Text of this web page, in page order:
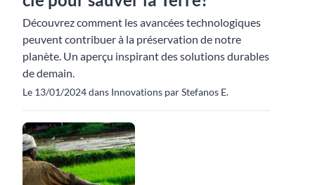
Découvrez comment les avancées technologiques
peuvent contribuer à la préservation de notre
planète. Un aperçu inspirant des solutions durables
de demain.
Le 13/01/2024 dans Innovations par Stefanos E.